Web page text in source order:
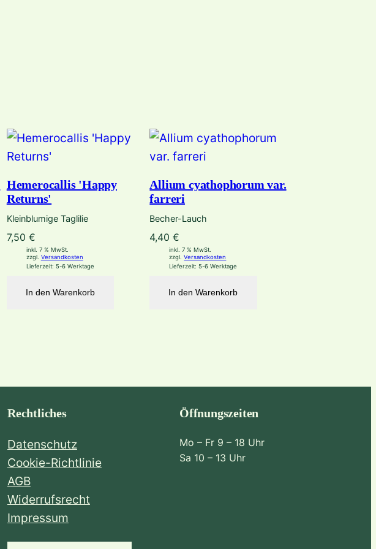
Hemerocallis 'Happy
Returns'
Kleinblumige Taglilie
7,50 €
inkl. 7 % MwSt.
zzgl. Versandkosten
Lieferzeit: 5-6 Werktage
In den Warenkorb
Allium cyathophorum var.
farreri
Becher-Lauch
4,40€
inkl. 7 % MwSt.
zzgl.Versandkosten
Lieferzeit:5-6 Werktage
In den Warenkorb
Rechtliches
Datenschutz
Cookie-Richtlinie
AGB
Widerrufsrecht
Impressum
Öffnungszeiten
Mo – Fr 9 – 18 Uhr
Sa 10 – 13 Uhr